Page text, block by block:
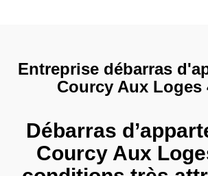
Entreprise débarras
Courcy Aux Loges
Débarras
Courcy Aux